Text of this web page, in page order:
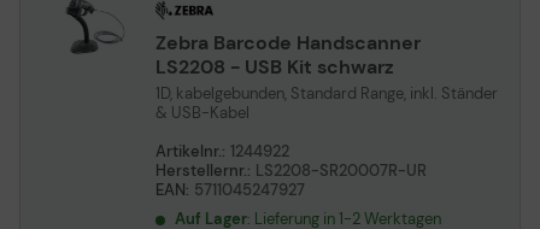
Zebra Barcode Handscanner
LS2208 - USB Kit schwarz
1D, kabelgebunden, Standard Range, inkl. Ständer
& USB-Kabel
Artikelnr.: 1244922
Herstellernr.: LS2208-SR20007R-UR
EAN: 5711045247927
Auf Lager: Lieferung in 1-2 Werktagen